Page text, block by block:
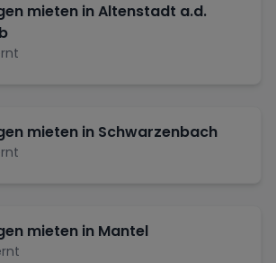
mieten inAltenstadt a.d.
mieten in Schwarzenbach
mieten in Mantel